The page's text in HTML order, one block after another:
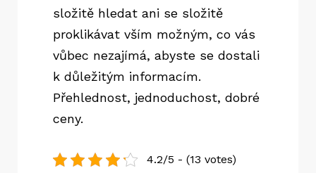
složitě hledat ani se složitě
proklikávat vším možným, co vás
vůbec nezajímá, abyste se dostali
k důležitým informacím.
Přehlednost, jednoduchost, dobré
ceny.
4.2/5 - (13 votes)